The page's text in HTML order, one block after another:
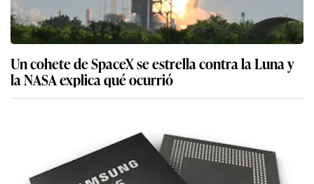
Un cohete de SpaceX se estrella contra la Luna y
la NASA explica qué ocurrió